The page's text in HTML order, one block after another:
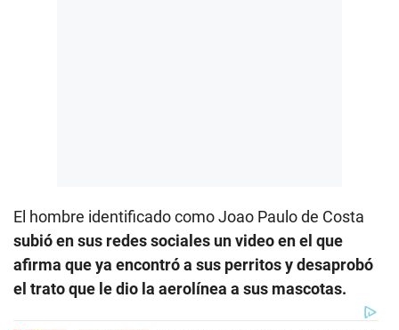
El hombre identificado como Joao Paulo de Costa
subió en sus redes sociales un video en el que
afirma que ya encontró a sus perritos y desaprobó
el trato que le dio la aerolínea a sus mascotas.